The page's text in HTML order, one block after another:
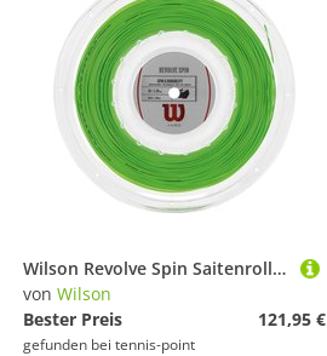
Wilson Revolve Spin Saitenrolle 200m - Grün
von Wilson
Bester Preis
121,95 €
gefunden bei tennis-point